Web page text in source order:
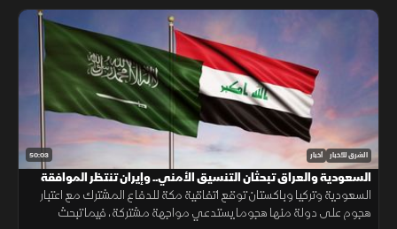
50:03 الشرق للأخبار أخبار
السعودية والعراق تبحثان التنسيق الأمني.. وإيران تنتظر الموافقة
على اتفاق "هرمز"
السعودية وتركيا وباكستان توقع اتفاقية مكة للدفاع المشترك مع اعتبار
هجوم على دولة منها هجوما يستدعي مواجهة مشتركة، فيما تبحث